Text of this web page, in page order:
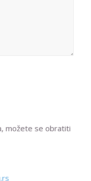
možete se obratiti